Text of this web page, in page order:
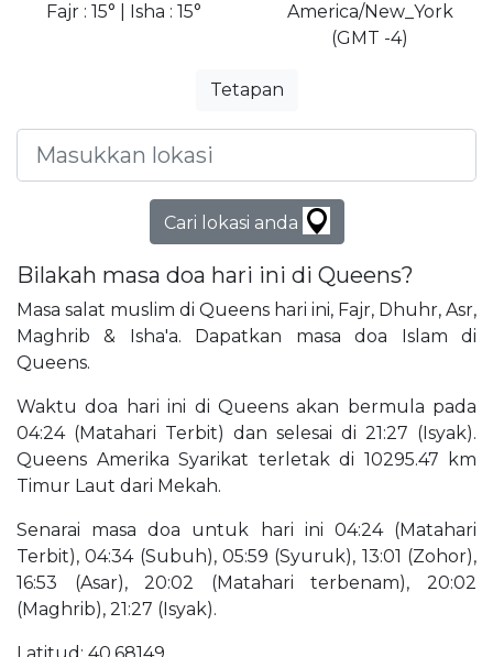
Fajr : 15° | Isha : 15°
America/New_York
(GMT -4)
Tetapan
Cari lokasi anda
Bilakah masa doa hari ini di Queens?
Masa salat muslim di Queens hari ini, Fajr, Dhuhr, Asr,
Maghrib & Isha'a. Dapatkan masa doa Islam di
Queens.
Waktu doa hari ini di Queens akan bermula pada
04:24 (Matahari Terbit) dan selesai di 21:27 (Isyak).
Queens Amerika Syarikat terletak di 10295.47 km
Timur Laut dari Mekah.
Senarai masa doa untuk hari ini 04:24 (Matahari
Terbit), 04:34 (Subuh), 05:59 (Syuruk), 13:01 (Zohor),
16:53 (Asar), 20:02 (Matahari terbenam), 20:02
(Maghrib), 21:27 (Isyak).